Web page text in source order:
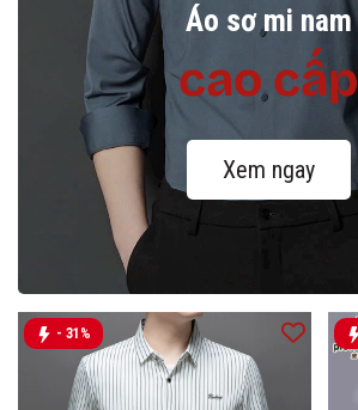
Áo sơ mi nam
cao cấp
Xem ngay
- 31%